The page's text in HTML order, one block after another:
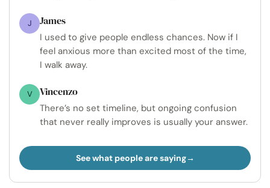
J James
I used to give people endless chances. Now if I
feel anxious more than excited most of the time,
I walk away.
V Vincenzo
There’s no set timeline, but ongoing confusion
that never really improves is usually your answer.
See what people are saying